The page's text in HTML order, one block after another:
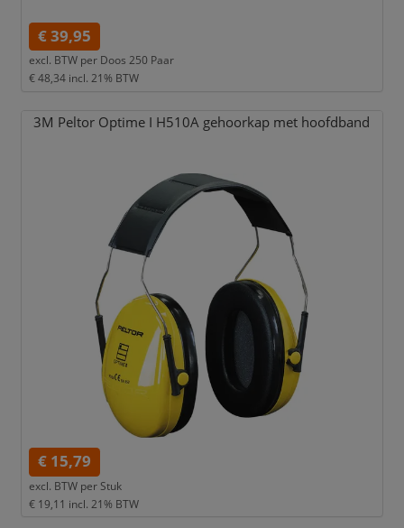
€ 39,95
excl. BTW per Doos 250 Paar
€ 48,34 incl. 21% BTW
3M Peltor Optime I H510A gehoorkap met hoofdband
€ 15,79
excl. BTW per Stuk
€ 19,11 incl. 21% BTW